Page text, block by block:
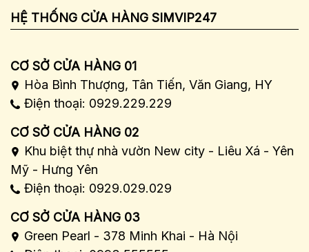
HỆ THỐNG CỬA HÀNG SIMVIP247
CƠ SỞ CỬA HÀNG 01
Hòa Bình Thượng, Tân Tiến, Văn Giang, HY
Điện thoại: 0929.229.229
CƠ SỞ CỬA HÀNG 02
Khu biệt thự nhà vườn New city - Liêu Xá - Yên
Mỹ - Hưng Yên
Điện thoại: 0929.029.029
CƠ SỞ CỬA HÀNG 03
Green Pearl - 378 Minh Khai - Hà Nội